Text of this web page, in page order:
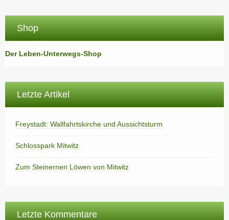
Shop
Der Leben-Unterwegs-Shop
Letzte Artikel
Freystadt: Wallfahrtskirche und Aussichtsturm
Schlosspark Mitwitz
Zum Steinernen Löwen von Mitwitz
Letzte Kommentare